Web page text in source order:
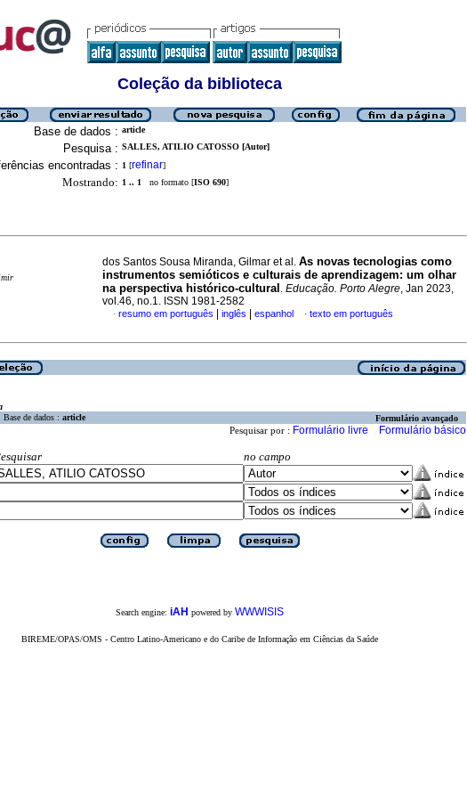
Coleção da biblioteca
Base de dados : article
Pesquisa : SALLES, ATILIO CATOSSO [Autor]
encontradas : 1 [refinar]
Mostrando: 1 .. 1 no formato [ISO 690]
dos Santos Sousa Miranda, Gilmar et al. As novas tecnologias como
instrumentos semióticos e culturais de aprendizagem: um olhar
na perspectiva histórico-cultural . Educação. Porto Alegre, Jan 2023,
vol.46, no.1. ISSN 1981-2582
· resumo em português inglês espanhol · texto em português
Base de dados : article Formulário avançado
Pesquisar por : Formulário livre Formulário básico
no campo
Search engine: iAH powered by WWWISIS
BIREME/OPAS/OMS - Centro Latino-Americano e do Caribe de Informação em Ciências da Saúde